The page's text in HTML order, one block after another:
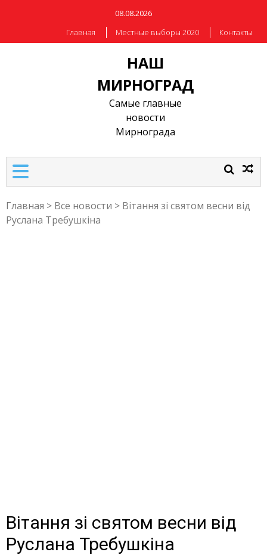
08.08.2026
Главная
Местные выборы 2020 Контакты
НАШ
МИРНОГРАД
Самые главные
новости
Мирнограда
Главная > Все новости > Вітання зі святом весни від
Руслана Требушкіна
Вітання зі святом весни від
Руслана Требушкіна